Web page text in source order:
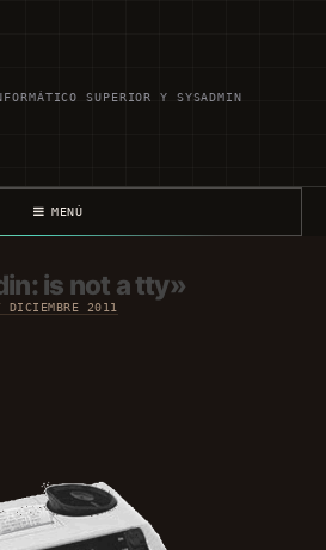
SUPERIOR Y SYSADMIN
MENÚ
is not a tty»
DICIEMBRE 2011